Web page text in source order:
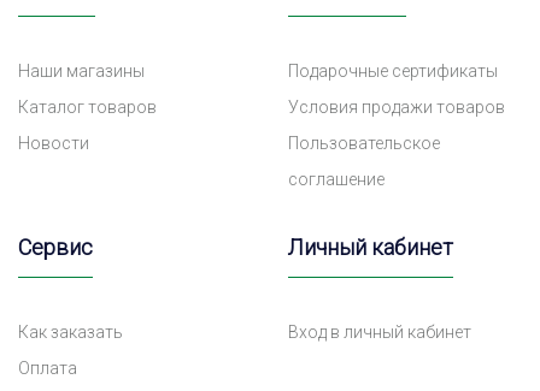
Наши магазины
Каталог товаров
Новости
Подарочные сертификаты
Условия продажи товаров
Пользовательское
соглашение
Сервис
Как заказать
Оплата
Личный кабинет
Вход в личный кабинет